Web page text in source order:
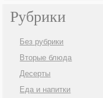
Рубрики
Без рубрики
Вторые блюда
Десерты
Еда и напитки